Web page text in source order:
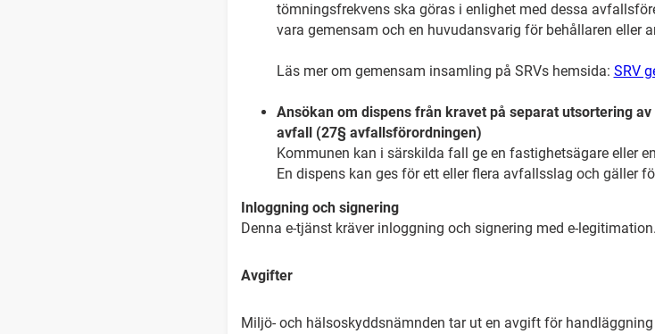
tömningsfrekvens ska göras i enlighet med dessa
vara gemensam och en huvudansvarig för behållaren eller
Läs mer om gemensam insamling på SRVs hemsida: SRV
Ansökan om dispens från kravet på separat utsortering
avfall (27§ avfallsförordningen)
Kommunen kan i särskilda fall ge en fastighetsägare eller
En dispens kan ges för ett eller flera avfallsslag och gäller
Inloggning och signering
Denna e-tjänst kräver inloggning och signering med e-legitimation.
Avgifter
Miljö- och hälsoskyddsnämnden tar ut en avgift för